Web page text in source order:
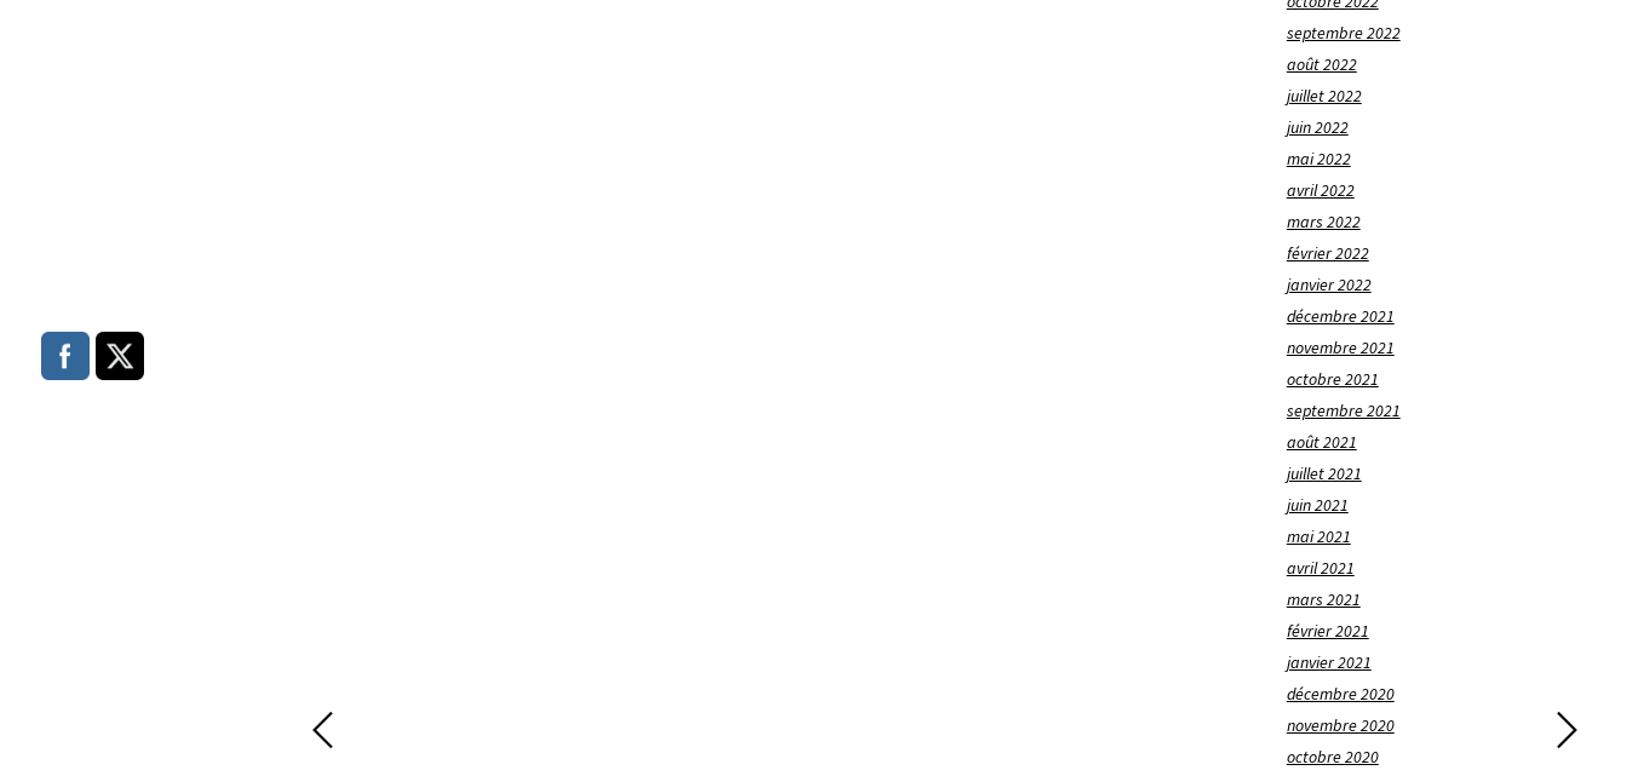
septembre 2022
août 2022
juillet 2022
juin 2022
mai 2022
avril 2022
mars 2022
février 2022
janvier 2022
décembre 2021
novembre 2021
octobre 2021
septembre 2021
août 2021
juillet 2021
juin 2021
mai 2021
avril 2021
mars 2021
février 2021
janvier 2021
décembre 2020
novembre 2020
octobre 2020